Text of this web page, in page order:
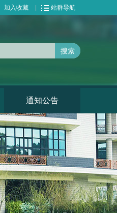
加入收藏 站群导航
搜索
通知公告